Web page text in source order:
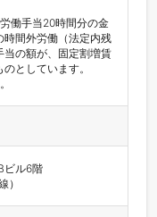
働手当20時間分の金
時間外労働（法定内残
当の額が、固定割増賃
としています。
ビル6階